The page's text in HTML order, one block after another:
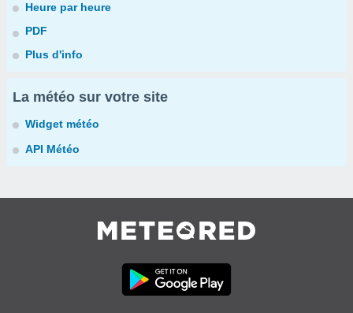
Heure par heure
PDF
Plus d'info
La météo sur votre site
Widget météo
API Météo